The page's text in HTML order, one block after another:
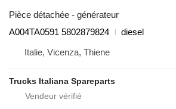
Pièce détachée - générateur
A004TA0591 5802879824
diesel
Italie, Vicenza, Thiene
Trucks Italiana Spareparts